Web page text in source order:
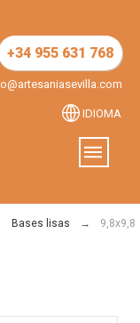
+34 955 631 768
IDIOMA
Bases lisas 9,8x9,8